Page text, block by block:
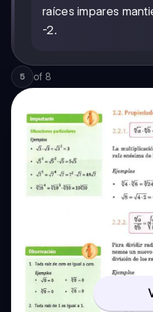
raíces impares
-2.
5 of 8